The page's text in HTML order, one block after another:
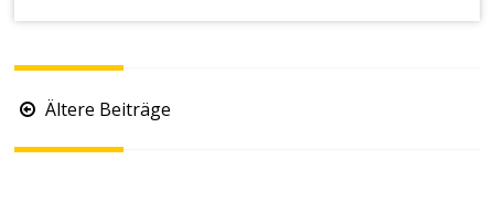
Beitragsnavigation
Ältere Beiträge